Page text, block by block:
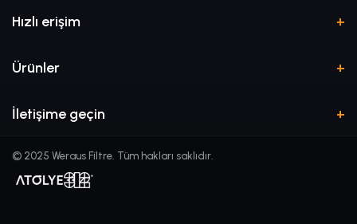
Hızlı erişim
Ürünler
İletişime geçin
© 2025 Weraus Filtre. Tüm hakları saklıdır.